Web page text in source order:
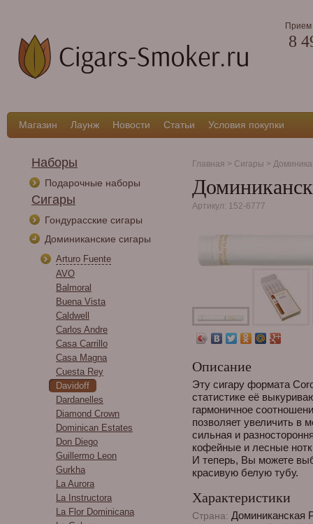
Прием
8
Магазин Лаунж Новости Статьи Условия покупки
Наборы
Подарочные наборы
Сигары
Гондурасские сигары
Доминиканские сигары
Arturo Fuente
AVO
Balmoral
Buena Vista
Caldwell
Carlos Andre
Casa Carrillo
Casa Magna
Cuesta Rey
Davidoff
Dardanelles
Diamond Crown
Dominican Estates
Don Diego
Guillermo Leon
Gurkha
La Aurora
La Instructora
La Flor Dominicana
Главная > Сигары >
Артикул: 152-6777
Описание
Эту сигару формата
статистике её
гармоничное
позволяет увеличить в
сильная и
кофейные и лесные
И теперь, Вы можете
красивую белую тубу.
Характеристики
Страна: Доминиканская